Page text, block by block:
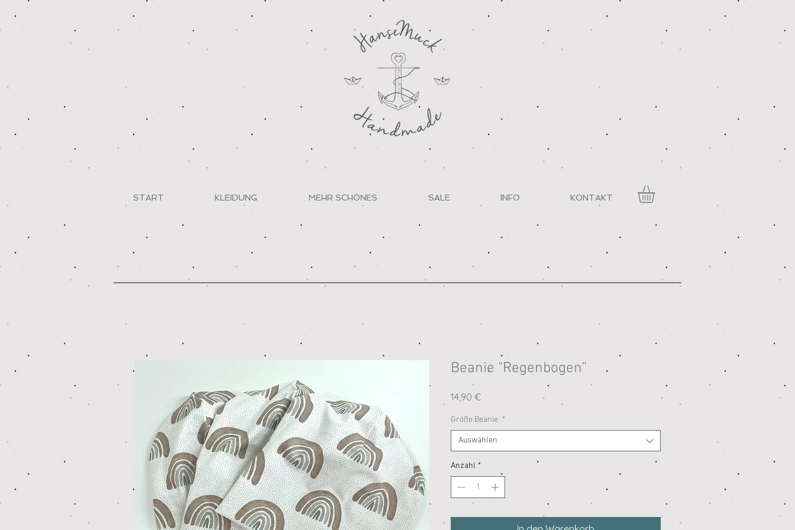
START KLEIDUNG MEHR SCHÖNES SALE INFO KONTAKT
Beanie "Regenbogen"
14,90 €Preis
Größe Beanie *
Auswählen
Anzahl *